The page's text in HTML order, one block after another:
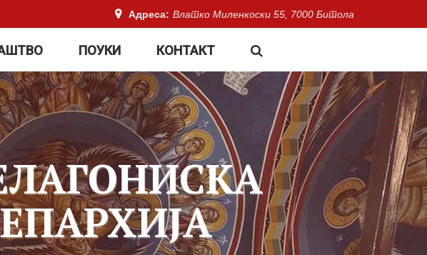
Адреса: Влатко Миленкоски 55, 7000 Битола
ПОУКИ КОНТАКТ